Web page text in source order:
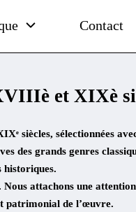
Contact
et XIXè
siècles, sélectionnées
des grands genres
historiques.
attachons une
patrimonial de l’œuvre.